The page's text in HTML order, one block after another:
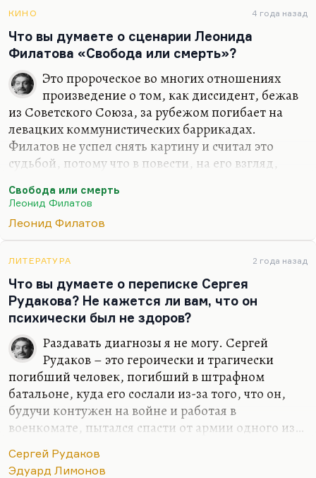
прекрасные, очень разнообразные стихи. И я,
кстати, был одним из слушателей, когда, написав
«Опасный, очень опасный» по «Опасным связям»,
он устроил читку у себя дома. Он читал как актёр
блистательно! Я тогда пожалел: как жаль, что он
никогда это не…
КИНО 4 года назад
Что вы думаете о сценарии Леонида
Филатова «Свобода или смерть»?
Это пророческое во многих отношениях
произведение о том, как диссидент, бежав
из Советского Союза, за рубежом погибает на
левацких коммунистических баррикадах.
Филатов не успел снять картину и считал это
судьбой, потому что в повести, на его взгляд,
что она верная этически. Понимаете, просто в
девяностые годы любой человек, который
начинал жалеть о левацких идеалах,
совершенно не так. Мне Филатов когда-то сказал:
«Художник должен быть левым, потому что
сердце слева». Да, надо сочувствовать
угнетённым, ничего не поделаешь.
Свобода или смерть
Леонид Филатов
Леонид Филатов
ЛИТЕРАТУРА 2 года назад
Что вы думаете о переписке Сергея
Рудакова? Не кажется ли вам, что он
психически был не здоров?
Раздавать диагнозы я не могу. Сергей
Рудаков – это героически и трагически
погибший человек, погибший в штрафном
батальоне, куда его сослали из-за того, что он,
будучи контужен на войне и работая в
военкомате, пытался спасти от армии одного из…
пытался спасти от мобилизации человека,
Сергей Рудаков
Эдуард Лимонов